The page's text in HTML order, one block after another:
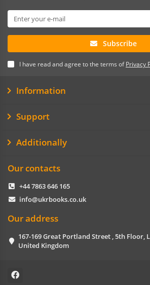
Subscribe
I have read and agree to the terms ofPrivacy
Information
Support
Additionally
Our contacts
+44 7863 646 165
info@ukrbooks.co.uk
Our address
167-169 Great Portland Street , 5th Floor,
United Kingdom